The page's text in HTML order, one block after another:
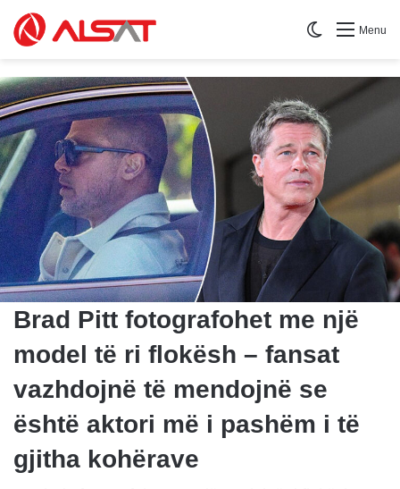
Menu
Switch skin
Brad Pitt fotografohet me një
model të ri flokësh – fansat
vazhdojnë të mendojnë se
është aktori më i pashëm i të
gjitha kohërave